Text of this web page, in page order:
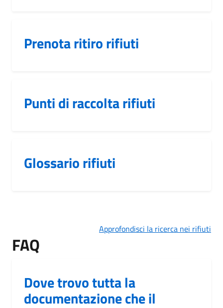
Prenota ritiro rifiuti
Punti di raccolta rifiuti
Glossario rifiuti
Approfondisci la ricerca nei rifiuti
FAQ
Dove trovo tutta la
documentazione che il